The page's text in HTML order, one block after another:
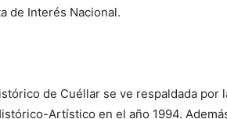
de Interés Nacional.
de Cuéllar se ve respaldada por
Artístico en el año 1994.